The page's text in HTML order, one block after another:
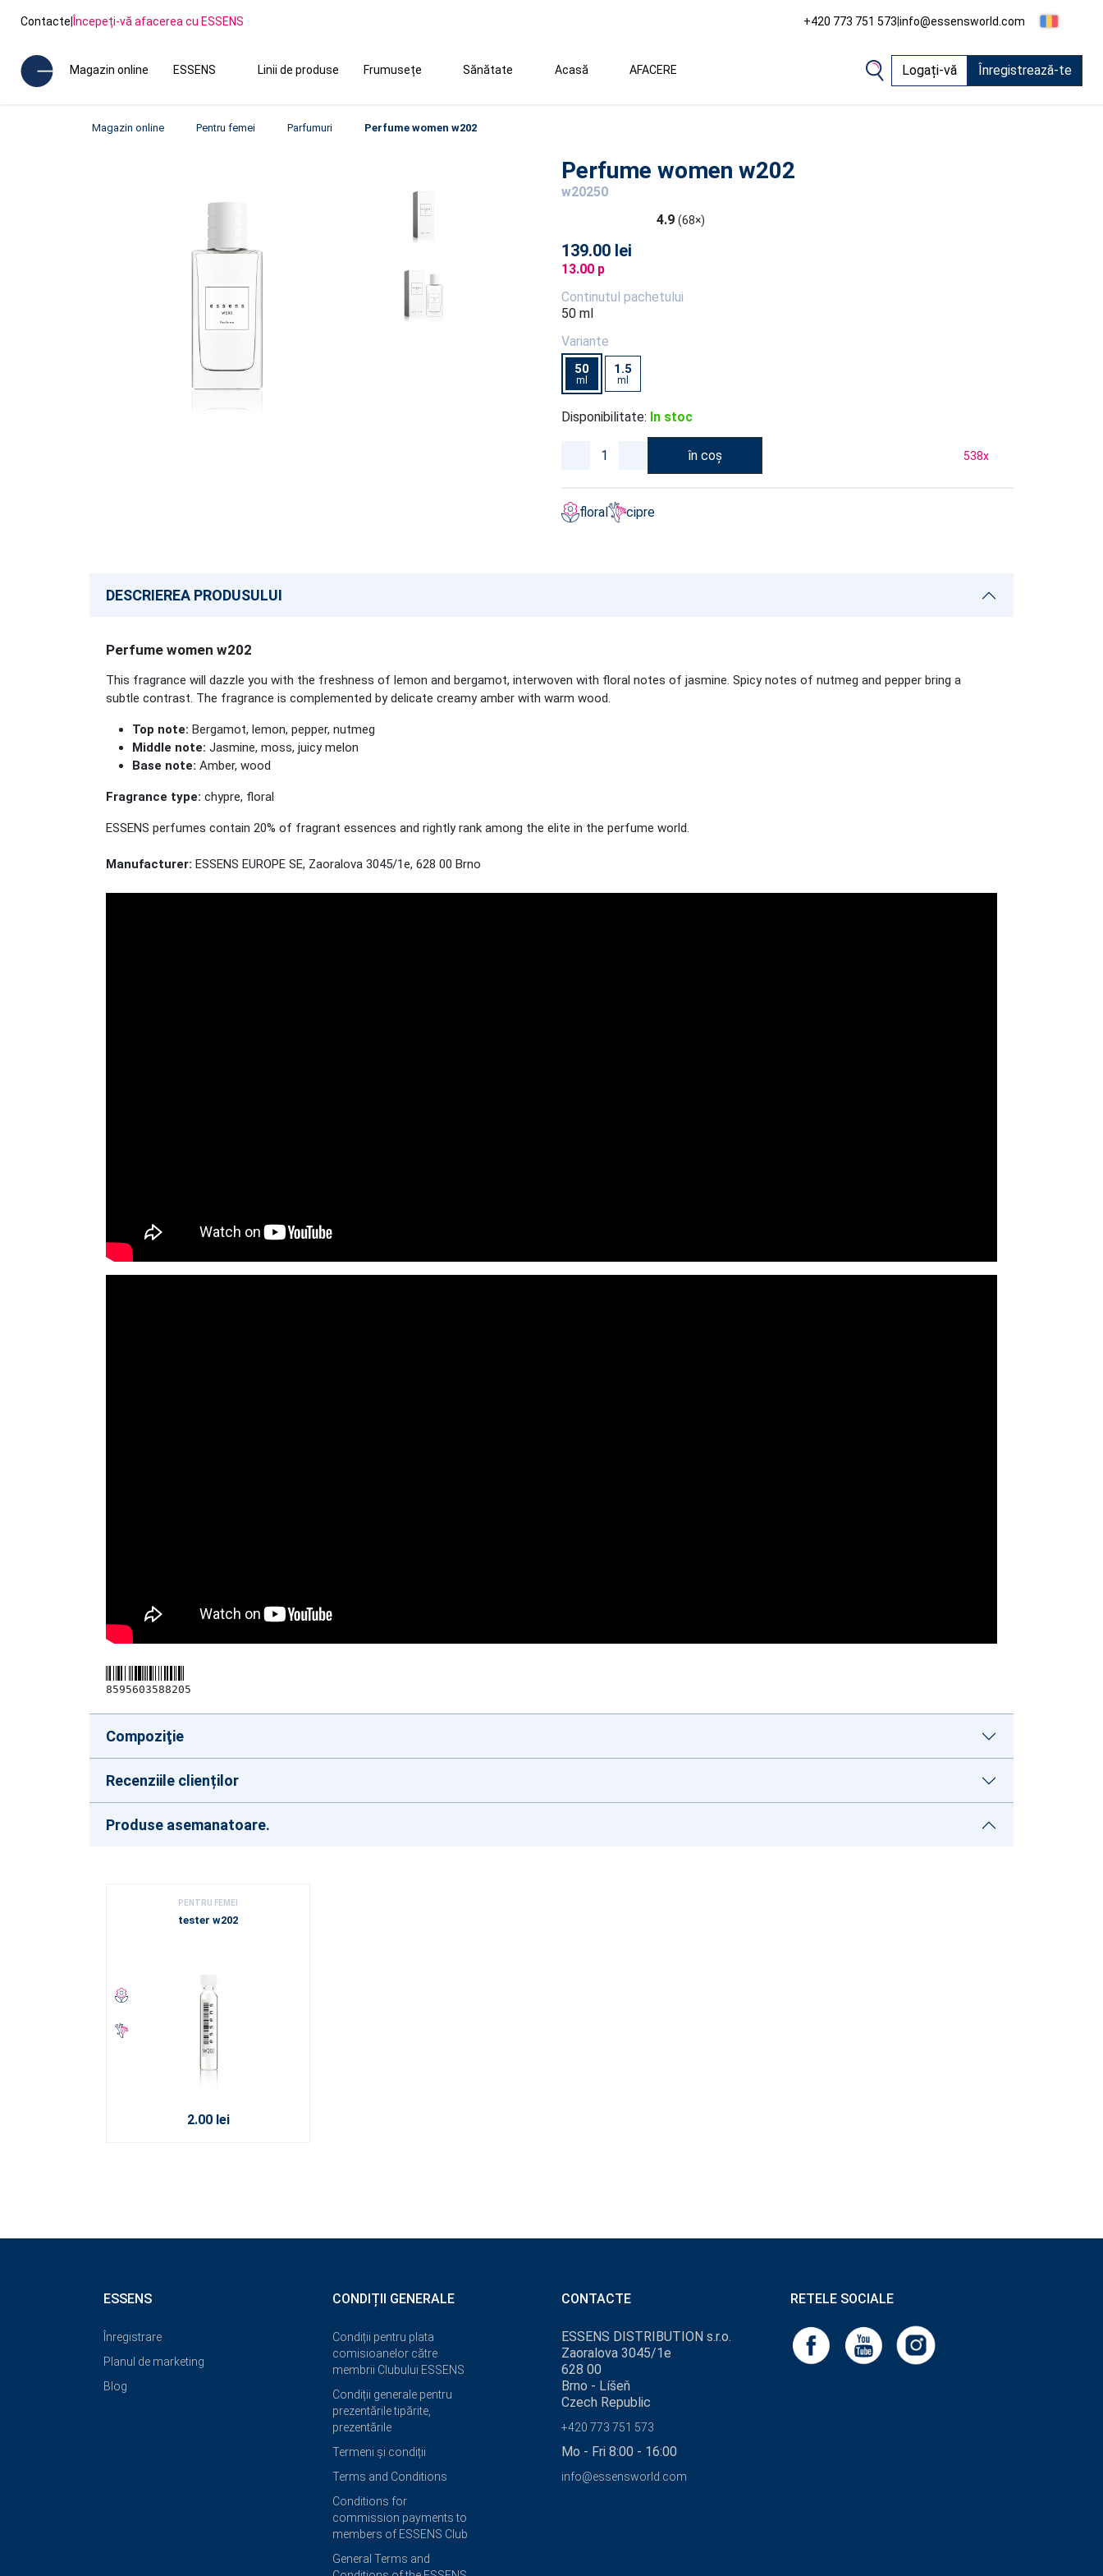
Contacte|Începeți-vă afacerea cu ESSENS +420 773 751 573|info@essensworld.com
Magazin online ESSENS Linii de produse Frumusețe Sănătate Acasă AFACERE Logați-vă Înregistrează-te
Magazin online Pentru femei Parfumuri Perfume women w202
Perfume women w202
w20250
4.9 (68×)
139.00 lei
13.00 p
Continutul pachetului
50 ml
Variante
50
ml
1.5
ml
Disponibilitate: In stoc
în coș 538x
floral cipre
DESCRIEREA PRODUSULUI
Perfume women w202
This fragrance will dazzle you with the freshness of lemon and bergamot, interwoven with floral notes of jasmine. Spicy notes of nutmeg and pepper bring a
subtle contrast. The fragrance is complemented by delicate creamy amber with warm wood.
Top note: Bergamot, lemon, pepper, nutmeg
Middle note: Jasmine, moss, juicy melon
Base note: Amber, wood
Fragrance type: chypre, floral
ESSENS perfumes contain 20% of fragrant essences and rightly rank among the elite in the perfume world.
Manufacturer: ESSENS EUROPE SE, Zaoralova 3045/1e, 628 00 Brno
8595603588205
Compoziţie
Recenziile clienților
Produse asemanatoare.
PENTRU FEMEI
tester w202
2.00 lei
ESSENS
Înregistrare
Planul de marketing
Blog
CONDIȚII GENERALE
Condiții pentru plata
comisioanelor către
membrii Clubului ESSENS
Condiții generale pentru
prezentările tipărite,
prezentările
Termeni și condiții
Terms and Conditions
Conditions for
commission payments to
members of ESSENS Club
General Terms and
CONTACTE
ESSENS DISTRIBUTION s.r.o.
Zaoralova 3045/1e
628 00
Brno - Líšeň
Czech Republic
+420 773 751 573
Mo - Fri 8:00 - 16:00
info@essensworld.com
RETELE SOCIALE